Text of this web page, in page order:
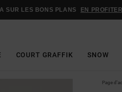
SUR LES BONS PLANS EN PROFITER
COURT GRAFFIK SNOW
Page